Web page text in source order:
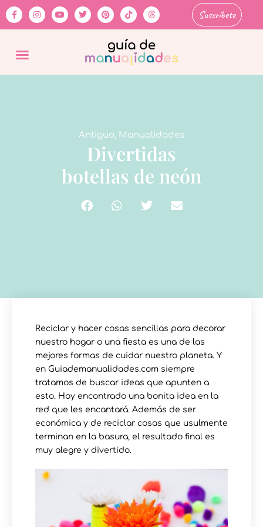
Suscríbete
Antiguo, Manualidades
Divertidas
botellas de neón
Reciclar y hacer cosas sencillas para decorar
nuestro hogar o una fiesta es una de las
mejores formas de cuidar nuestro planeta. Y
en Guiademanualidades.com siempre
tratamos de buscar ideas que apunten a
esto. Hoy encontrado una bonita idea en la
red que les encantará. Además de ser
económica y de reciclar cosas que usulmente
terminan en la basura, el resultado final es
muy alegre y divertido.